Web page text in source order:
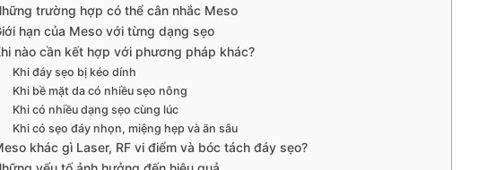
trường hợp có thể cân nhắc Meso
hạn của Meso với từng dạng sẹo
nào cần kết hợp với phương pháp khác?
Khi đáy sẹo bị kéo dính
Khi bề mặt da có nhiều sẹo nông
Khi có nhiều dạng sẹo cùng lúc
Khi có sẹo đáy nhọn, miệng hẹp và ăn sâu
khác gì Laser, RF vi điểm và bóc tách đáy sẹo?